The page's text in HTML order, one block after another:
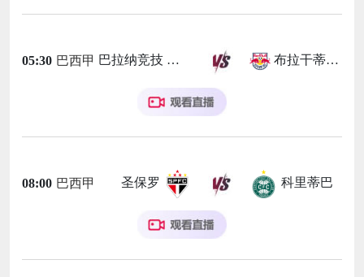
05:30 巴西甲 巴拉纳竞技 布拉干蒂诺RB
08:00 巴西甲 圣保罗 科里蒂巴